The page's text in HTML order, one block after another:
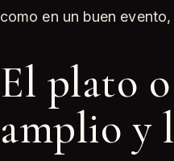
como en un buen
El plato
amplio y